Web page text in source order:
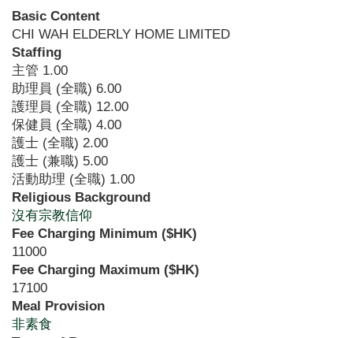
Basic Content
CHI WAH ELDERLY HOME LIMITED
Staffing
主管 1.00
助理員 (全職) 6.00
護理員 (全職) 12.00
保健員 (全職) 4.00
護士 (全職) 2.00
護士 (兼職) 5.00
活動助理 (全職) 1.00
Religious Background
沒有宗教信仰
Fee Charging Minimum ($HK)
11000
Fee Charging Maximum ($HK)
17100
Meal Provision
非素食